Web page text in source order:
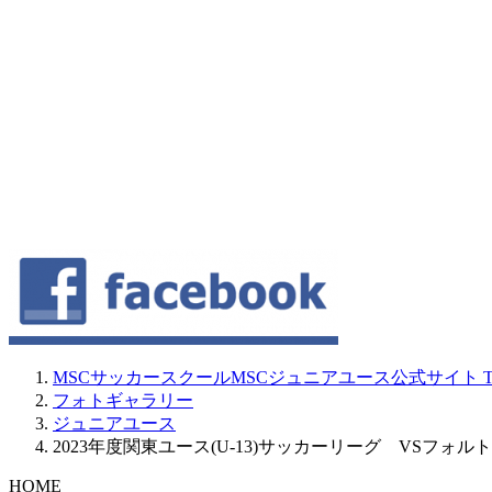
MSCサッカースクールMSCジュニアユース公式サイト
フォトギャラリー
ジュニアユース
2023年度関東ユース(U-13)サッカーリーグ VSフォル
HOME